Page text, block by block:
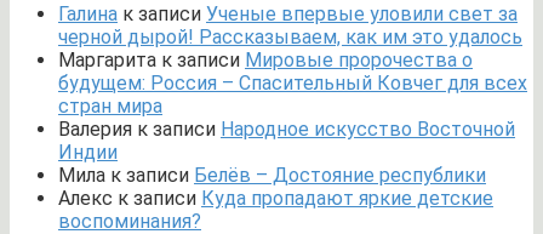
Галина к записи Ученые впервые уловили свет за
черной дырой! Рассказываем, как им это удалось
Маргарита к записи Мировые пророчества о
будущем: Россия – Спасительный Ковчег для всех
стран мира
Валерия к записи Народное искусство Восточной
Индии
Мила к записи Белёв – Достояние республики
Алекс к записи Куда пропадают яркие детские
воспоминания?